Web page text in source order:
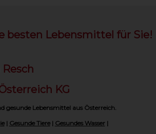
besten Lebensmittel für Sie!
Resch
KG
gesunde Lebensmittel aus Österreich.
| Gesunde Tiere| Gesundes Wasser|